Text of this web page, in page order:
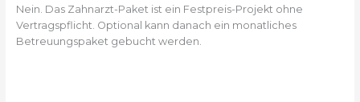
Nein. Das Zahnarzt-Paket ist ein Festpreis-Projekt ohne
Vertragspflicht. Optional kann danach ein monatliches
Betreuungspaket gebucht werden.